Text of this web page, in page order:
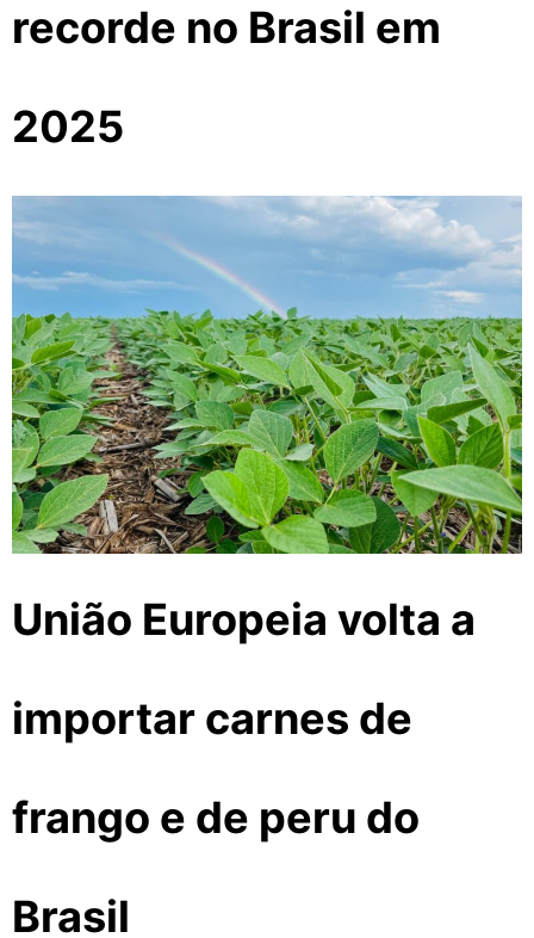
recorde no Brasil em
2025
União Europeia volta a
importar carnes de
frango e de peru do
Brasil